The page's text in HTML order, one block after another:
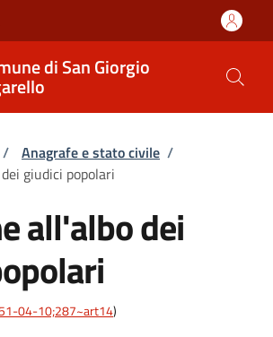
di San Giorgio
pane
/ Anagrafe e stato civile /
giudici popolari
all'albo dei
04-10;287~art14)